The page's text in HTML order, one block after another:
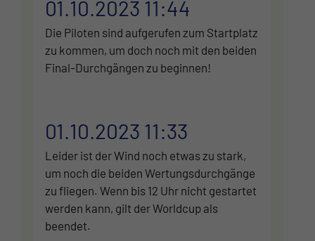
01.10.2023 11:44
Die Piloten sind aufgerufen zum Startplatz
zu kommen, um doch noch mit den beiden
Final-Durchgängen zu beginnen!
01.10.2023 11:33
Leider ist der Wind noch etwas zu stark,
um noch die beiden Wertungsdurchgänge
zu fliegen. Wenn bis 12 Uhr nicht gestartet
werden kann, gilt der Worldcup als
beendet.